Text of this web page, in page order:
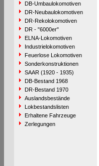
DB-Umbaulokomotiven
DR-Neubaulokomotiven
DR-Rekolokomotiven
DR - "6000er"
ELNA-Lokomotiven
Industrielokomotiven
Feuerlose Lokomotiven
Sonderkonstruktionen
SAAR (1920 - 1935)
DB-Bestand 1968
DR-Bestand 1970
Auslandsbestände
Lokbestandslisten
Erhaltene Fahrzeuge
Zerlegungen